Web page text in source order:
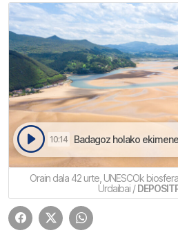
10:14 Badagoz holako ekimenen aurrekariak, Zelanda
Orain dala 42 urte, UNESCOk
Urdaibai /